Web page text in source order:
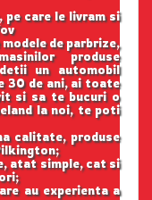
pe care le livram si
de parbrize,
produse
un automobil
30 de ani, ai toate
si sa te bucuri o
la noi, te poti
calitate, produse
atat simple, cat si
au experienta a